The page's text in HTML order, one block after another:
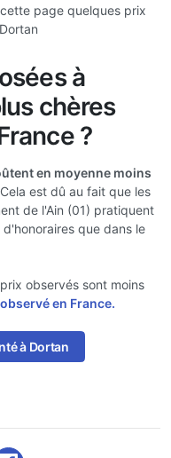
page quelques prix
à
chères
?
en moyenne moins
est dû au fait que les
de l'Ain (01) pratiquent
que dans le
observés sont moins
en France.
à Dortan